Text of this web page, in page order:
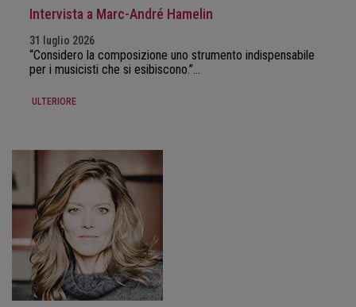
Intervista a Marc-André Hamelin
31 luglio 2026
“Considero la composizione uno strumento indispensabile
per i musicisti che si esibiscono.”…
ULTERIORE